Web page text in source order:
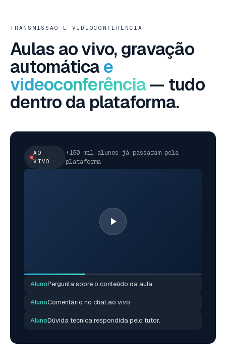
TRANSMISSÃO E VIDEOCONFERÊNCIA
Aulas ao vivo, gravação
automática e
videoconferência— tudo
dentro da plataforma.
AO
VIVO
+150 mil alunos já passaram pela
plataforma
AlunoPergunta sobre o conteúdo da aula.
AlunoComentário no chat ao vivo.
AlunoDúvida técnica respondida pelo tutor.